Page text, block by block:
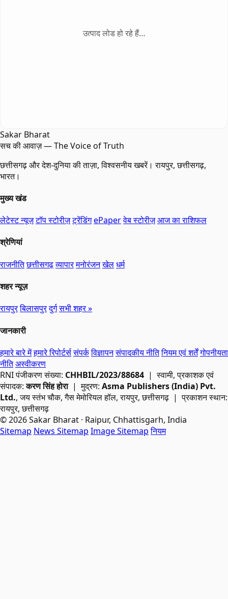
उत्पाद लोड हो रहे हैं…
Sakar Bharat
सच की आवाज़ — The Voice of Truth
छत्तीसगढ़ और देश-दुनिया की ताज़ा, विश्वसनीय खबरें। रायपुर, छत्तीसगढ़,
भारत।
मुख्य खंड
लेटेस्ट न्यूज़टॉप स्टोरीज़ट्रेंडिंगePaperवेब स्टोरीज़आज का राशिफल
श्रेणियां
राजनीतिछत्तीसगढ़व्यापारमनोरंजनखेलधर्म
शहर न्यूज़
रायपुरबिलासपुरदुर्गसभी शहर »
जानकारी
हमारे बारे मेंहमारे रिपोर्टर्ससंपर्कविज्ञापनसंपादकीय नीतिनियम एवं शर्तेंगोपनीयता
नीतिअस्वीकरण
RNIपंजीकरण संख्या: CHHBIL/2023/88684 | स्वामी, प्रकाशक एवं
संपादक:करण सिंह होरा| मुद्रण: Asma Publishers (India) Pvt.
Ltd., जय स्तंभ चौक, गैस मेमोरियल हॉल, रायपुर, छत्तीसगढ़ | प्रकाशन स्थान:
रायपुर, छत्तीसगढ़
© 2026 Sakar Bharat · Raipur, Chhattisgarh, India
Sitemap News Sitemap Image Sitemap नियम